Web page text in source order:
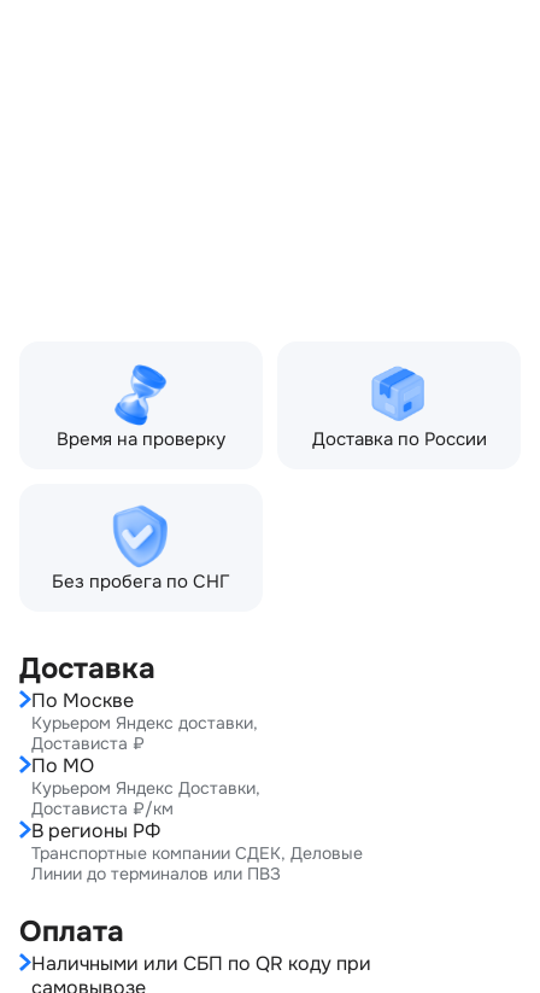
Время на проверку Доставка по России
Без пробега по СНГ
Доставка
По Москве
Курьером Яндекс доставки,
Достависта ₽
По МО
Курьером Яндекс Доставки,
Достависта ₽/км
В регионы РФ
Транспортные компании СДЕК, Деловые
Линии до терминалов или ПВЗ
Оплата
Наличными или СБП по QR коду при
самовывозе